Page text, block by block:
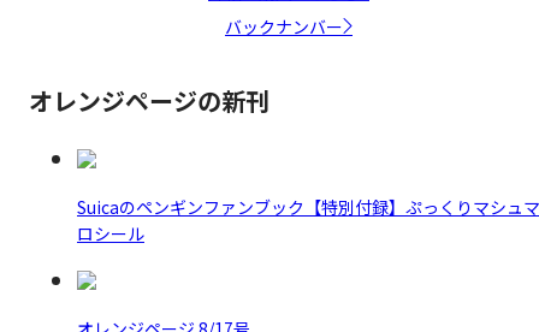
バックナンバー
オレンジページの新刊
Suicaのペンギンファンブック【特別付録】ぷっくりマシュマ
ロシール